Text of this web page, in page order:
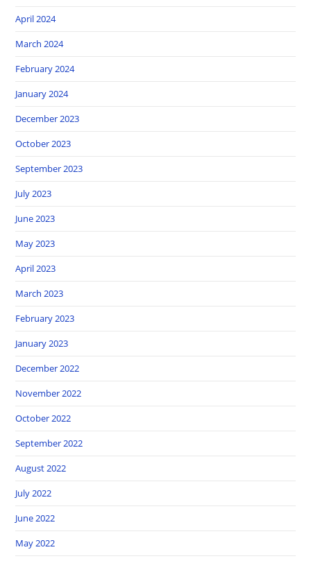
April 2024
March 2024
February 2024
January 2024
December 2023
October 2023
September 2023
July 2023
June 2023
May 2023
April 2023
March 2023
February 2023
January 2023
December 2022
November 2022
October 2022
September 2022
August 2022
July 2022
June 2022
May 2022